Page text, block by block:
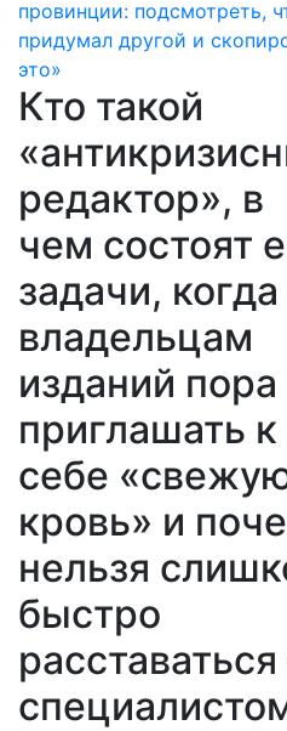
Кто такой
редактор», в
чем состоят
задачи, когда
владельцам
изданий пора
приглашать к
себе
кровь» и
нельзя
быстро
расставаться